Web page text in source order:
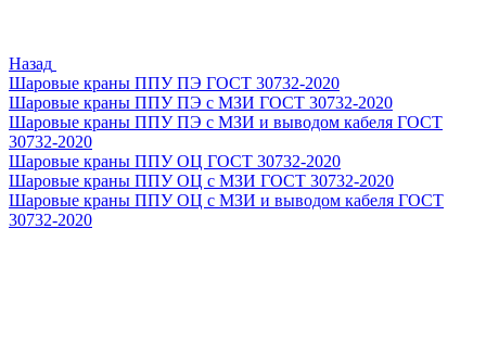
Назад
Шаровые краны ППУ ПЭ ГОСТ 30732-2020
Шаровые краны ППУ ПЭ с МЗИ ГОСТ 30732-2020
Шаровые краны ППУ ПЭ с МЗИ и выводом кабеля ГОСТ
30732-2020
Шаровые краны ППУ ОЦ ГОСТ 30732-2020
Шаровые краны ППУ ОЦ с МЗИ ГОСТ 30732-2020
Шаровые краны ППУ ОЦ с МЗИ и выводом кабеля ГОСТ
30732-2020